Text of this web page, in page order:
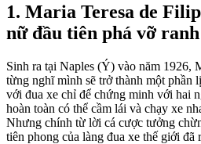
Maria Teresa de
nữ đầu tiên phá vỡ
Sinh ra tại Naples (Ý) vào năm 1926,
từng nghĩ mình sẽ trở thành một phần
với đua xe chỉ để chứng minh với hai
hoàn toàn có thể cầm lái và chạy xe
Nhưng chính từ lời cá cược tưởng
tiên phong của làng đua xe thế giới đã